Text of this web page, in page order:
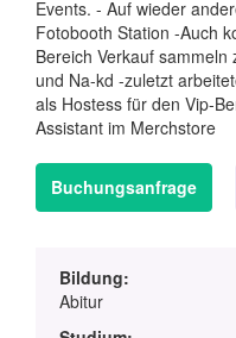
Events. - Auf wieder
Fotobooth Station -Auch
Bereich Verkauf
und Na-kd -zuletzt
als Hostess für den Vip-
Assistant im Merchstore
Buchungsanfrage
Bildung:
Abitur